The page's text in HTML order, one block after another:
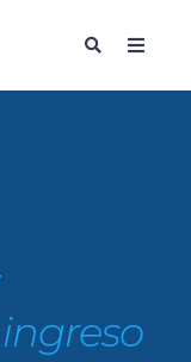
ingreso